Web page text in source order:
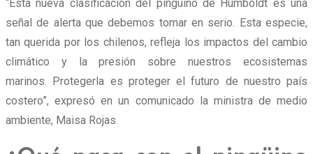
“Esta nueva clasificación del pingüino de Humboldt es una
señal de alerta que debemos tomar en serio. Esta especie,
tan querida por los chilenos, refleja los impactos del cambio
climático y la presión sobre nuestros ecosistemas
marinos. Protegerla es proteger el futuro de nuestro país
costero”, expresó en un comunicado la ministra de medio
ambiente, Maisa Rojas.